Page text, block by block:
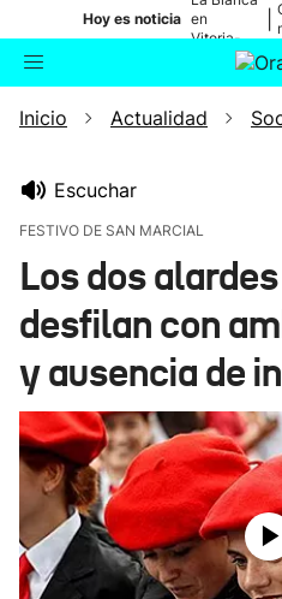
Hoy es noticia en
Vitoria-
Gasteiz
Buscador
Inicio Actualidad
Escuchar
FESTIVO DE SAN MARCIAL
Los dos
desfilan con
y ausencia de